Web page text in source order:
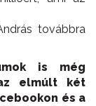
továbbra
is még
elmúlt két
és a